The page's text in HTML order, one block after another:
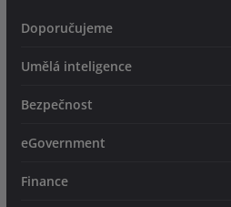
Doporučujeme
Umělá inteligence
Bezpečnost
eGovernment
Finance